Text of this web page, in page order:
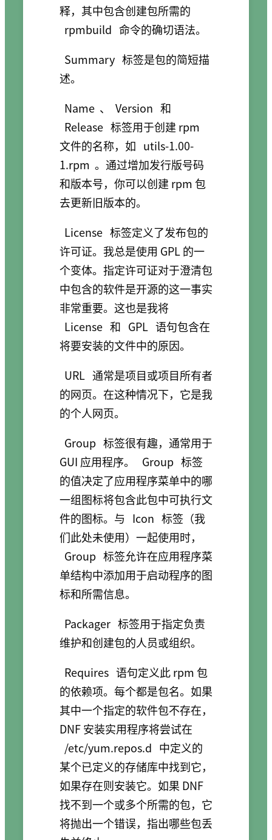
释，其中包含创建包所需的
rpmbuild 命令的确切语法。
Summary 标签是包的简短描
述。
Name 、 Version 和
Release 标签用于创建 rpm
文件的名称，如 utils-1.00-
1.rpm 。通过增加发行版号码
和版本号，你可以创建 rpm 包
去更新旧版本的。
License 标签定义了发布包的
许可证。我总是使用 GPL 的一
个变体。指定许可证对于澄清包
中包含的软件是开源的这一事实
非常重要。这也是我将
License 和 GPL 语句包含在
将要安装的文件中的原因。
URL 通常是项目或项目所有者
的网页。在这种情况下，它是我
的个人网页。
Group 标签很有趣，通常用于
GUI 应用程序。
Group 标签
的值决定了应用程序菜单中的哪
一组图标将包含此包中可执行文
件的图标。与 Icon 标签（我
们此处未使用）一起使用时，
Group 标签允许在应用程序菜
单结构中添加用于启动程序的图
标和所需信息。
Packager 标签用于指定负责
维护和创建包的人员或组织。
Requires 语句定义此 rpm 包
的依赖项。每个都是包名。如果
其中一个指定的软件包不存在，
DNF 安装实用程序将尝试在
/etc/yum.repos.d 中定义的
某个已定义的存储库中找到它，
如果存在则安装它。如果 DNF
找不到一个或多个所需的包，它
将抛出一个错误，指出哪些包丢